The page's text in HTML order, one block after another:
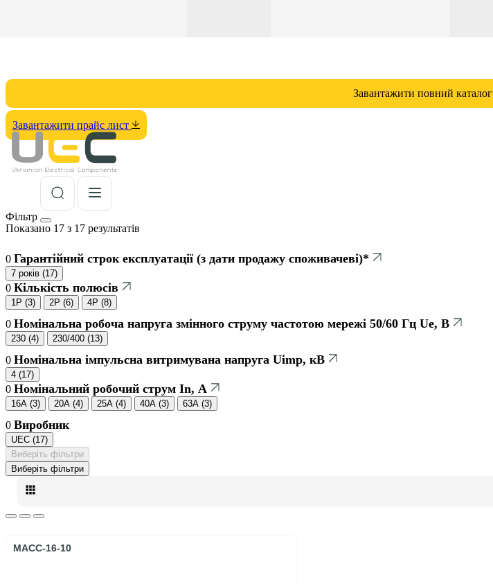
Завантажити повний каталог
Завантажити прайс лист
Фільтр
Показано 17 з 17 результатів
0 Гарантійний строк експлуатації (з дати продажу споживачеві)*
7 років (17)
0 Кількість полюсів
1Р (3) 2Р (6) 4Р (8)
0 Номінальна робоча напруга змінного струму частотою мережі 50/60 Гц Ue, В
230 (4) 230/400 (13)
0 Номінальна імпульсна витримувана напруга Uimp, кВ
4 (17)
0 Номінальний робочий струм In, А
16A (3) 20A (4) 25A (4) 40A (3) 63A (3)
0 Виробник
UEC (17)
Виберіть фільтри
Виберіть фільтри
MACC-16-10